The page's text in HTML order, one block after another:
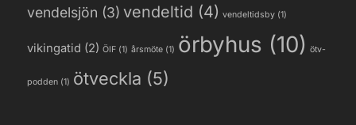
vendelsjön (3) vendeltid (4) vendeltidsby (1)
vikingatid (2) ÖIF (1) årsmöte (1) örbyhus (10) ötv-
podden (1) ötveckla (5)